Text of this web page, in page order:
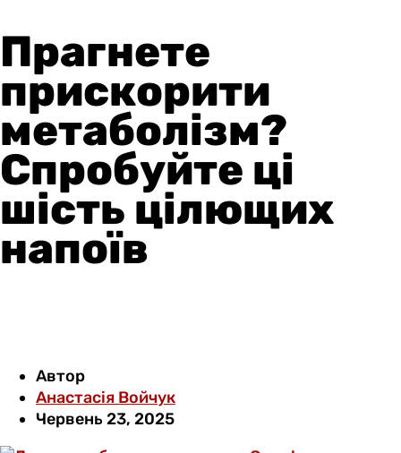
Прагнете
прискорити
метаболізм?
Спробуйте ці
шість цілющих
напоїв
Автор
Анастасія Войчук
Червень 23, 2025